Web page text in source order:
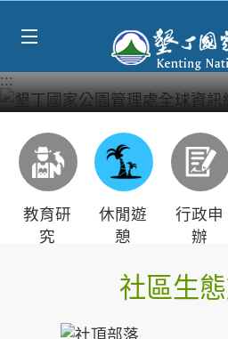
:::
教育研
究
休閒遊
憩
行政申
辦
社區生